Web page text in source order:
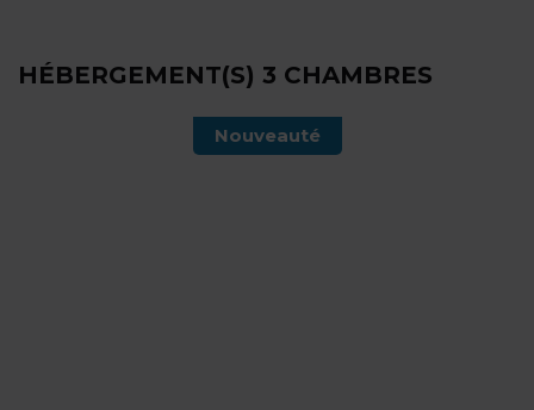
HÉBERGEMENT(S) 3 CHAMBRES
Nouveauté